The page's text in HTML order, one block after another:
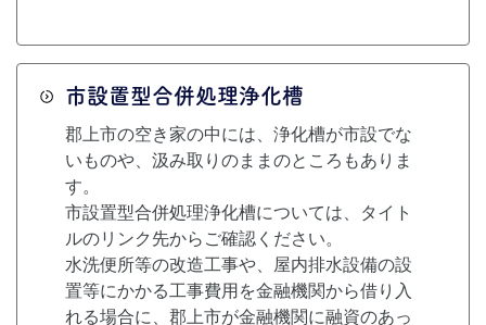
市設置型合併処理浄化槽
郡上市の空き家の中には、浄化槽が市設でな
いものや、汲み取りのままのところもありま
す。
市設置型合併処理浄化槽については、タイト
ルのリンク先からご確認ください。
水洗便所等の改造工事や、屋内排水設備の設
置等にかかる工事費用を金融機関から借り入
れる場合に、郡上市が金融機関に融資のあっ